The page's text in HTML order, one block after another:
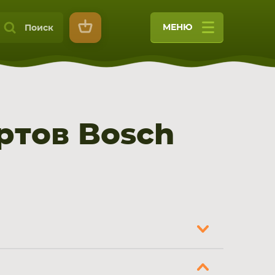
Поиск МЕНЮ
Bosch